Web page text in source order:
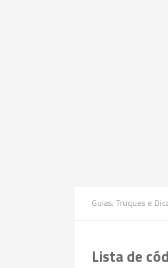
Guias, Truques e
Lista de